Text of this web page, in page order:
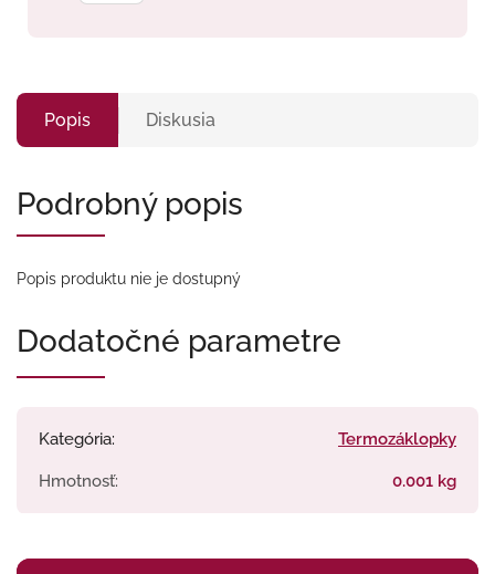
Popis Diskusia
Podrobný popis
Popis produktu nie je dostupný
Dodatočné parametre
Kategória: Termozáklopky
Hmotnosť: 0.001 kg